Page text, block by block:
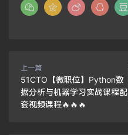
上一篇
51CTO【微职位】Python数
据分析与机器学习实战课程配
套视频课程🔥🔥🔥